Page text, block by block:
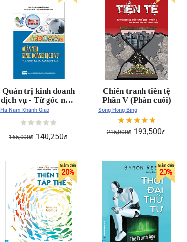
Quản trị kinh doanh
dịch vụ - Từ góc nhìn
marketing
Hà Nam Khánh Giao
165,000đ 140,250đ
Chiến tranh tiền tệ
Phần V (Phần cuối)
Song Hong Bing
215,000đ 193,500đ
20% 20%